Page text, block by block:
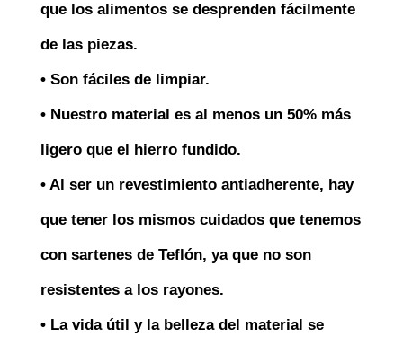
que los alimentos se desprenden fácilmente
de las piezas.
• Son fáciles de limpiar.
• Nuestro material es al menos un 50% más
ligero que el hierro fundido.
• Al ser un revestimiento antiadherente, hay
que tener los mismos cuidados que tenemos
con sartenes de Teflón, ya que no son
resistentes a los rayones.
• La vida útil y la belleza del material se